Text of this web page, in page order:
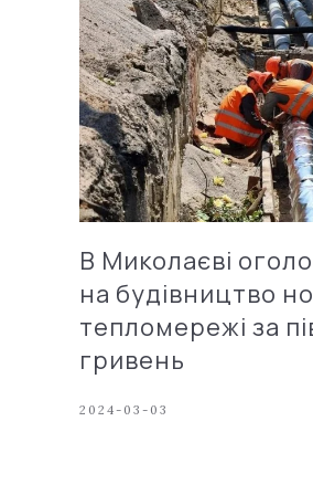
В Миколаєві
на будівництво
тепломережі за
гривень
2024-03-03